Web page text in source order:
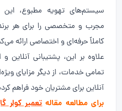
سیستم‌های تهویه مطبوع، این
مجرب و متخصصی را برای هر
کاملاً حرفه‌ای و اختصاصی ارائه
تمامی خدمات، از دیگر مزایای
آنلاین برای مشتریان خود فراهم
برای مطالعه مقاله تعمیر کولر